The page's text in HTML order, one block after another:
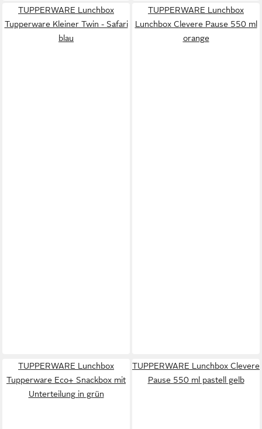
TUPPERWARE Lunchbox
Tupperware Kleiner Twin - Safari
blau
TUPPERWARE Lunchbox
Lunchbox Clevere Pause 550 ml
orange
TUPPERWARE Lunchbox
Tupperware Eco+ Snackbox mit
Unterteilung in grün
TUPPERWARE Lunchbox Clevere
Pause 550 ml pastell gelb